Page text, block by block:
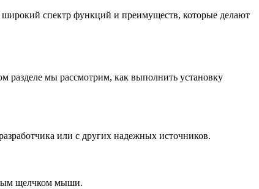
спектр функций и преимуществ, которые делают
разделе мы рассмотрим, как выполнить установку
или с других надежных источников.
щелчком мыши.